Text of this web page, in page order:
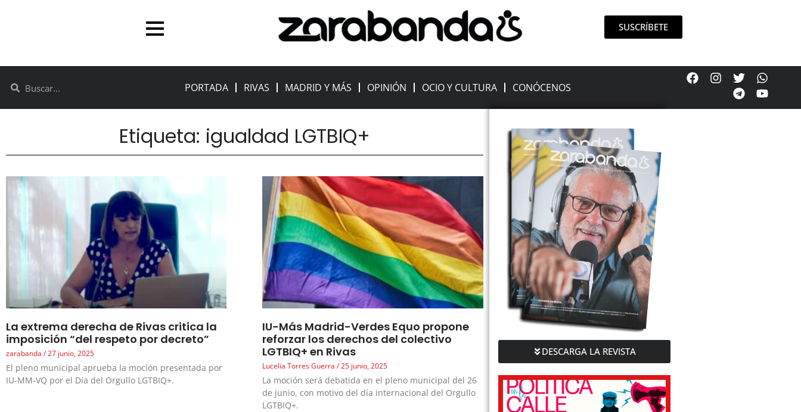
SUSCRÍBETE
PORTADA RIVAS MADRID Y MÁS OPINIÓN OCIO Y CULTURA CONÓCENOS
Etiqueta: igualdad LGTBIQ+
La extrema derecha de Rivas critica la
imposición “del respeto por decreto”
zarabanda 27 junio, 2025
El pleno municipal aprueba la moción presentada por
IU-MM-VQ por el Día del Orgullo LGTBIQ+.
IU-Más Madrid-Verdes Equo propone
reforzar los derechos del colectivo
LGTBIQ+ en Rivas
Lucelia Torres Guerra 25 junio, 2025
La moción será debatida en el pleno municipal del 26
de junio, con motivo del día internacional del Orgullo
LGTBIQ+.
DESCARGA LA REVISTA